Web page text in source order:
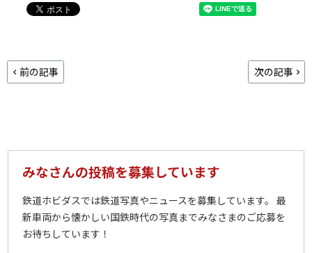
前の記事 次の記事
みなさんの投稿を募集しています
鉄道ホビダスでは鉄道写真やニュースを募集しています。 最
新車両から懐かしい国鉄時代の写真までみなさまのご応募を
お待ちしています！